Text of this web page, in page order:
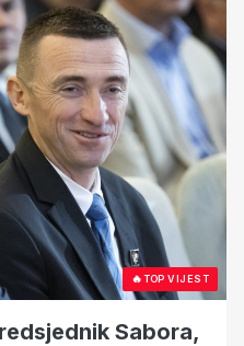
🔥TOP VIJEST
Sabora,